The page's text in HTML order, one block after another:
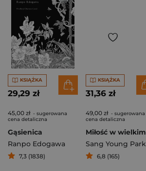
KSIĄŻKA
29,29 zł
45,00 zł - sugerowana
cena detaliczna
Gąsienica
Ranpo Edogawa
7,3 (1838)
KSIĄŻKA
31,36 zł
49,00 zł - sugerowana
cena detaliczna
Sang Young Park
6,8 (165)